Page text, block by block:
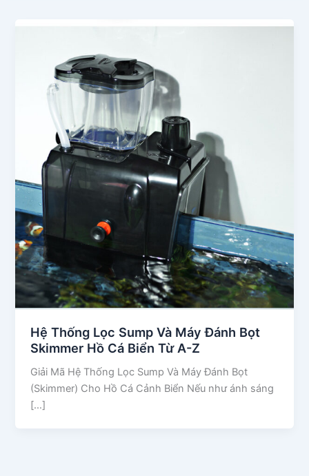
Hệ Thống Lọc Sump Và Máy Đánh Bọt
Skimmer Hồ Cá Biển Từ A-Z
Giải Mã Hệ Thống Lọc Sump Và Máy Đánh Bọt
(Skimmer) Cho Hồ Cá Cảnh Biển Nếu như ánh sáng
[…]